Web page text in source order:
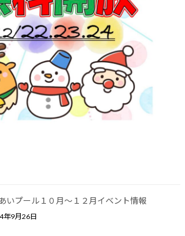
いプール１０月〜１２月イベント情報
年9月26日